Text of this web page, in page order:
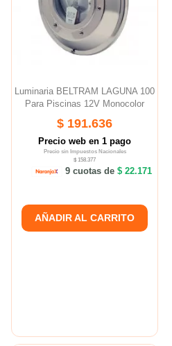
Luminaria BELTRAM LAGUNA 100
Para Piscinas 12V Monocolor
$ 191.636
Precio web en 1 pago
Precio sin Impuestos Nacionales
$ 158.377
9 cuotas de $ 22.171
AÑADIR AL CARRITO